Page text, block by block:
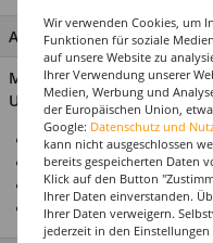
ARTIKEL MERKMALE &
Material: 100% Polyester -
Ursprungs: Federn
Ein echter Hingucker
Mit rotem Feder-Besatz
Ideal für Käfer- und
Liebevoll gestaltet
Wir verwenden Cookies, um
Funktionen für soziale
auf unsere Website zu
Ihrer Verwendung unserer
Medien, Werbung und
der Europäischen Union,
Google: Datenschutz und
kann nicht ausgeschlossen
bereits gespeicherten Daten
Klick auf den Button
Ihrer Daten einverstanden.
Ihrer Daten verweigern.
jederzeit in den